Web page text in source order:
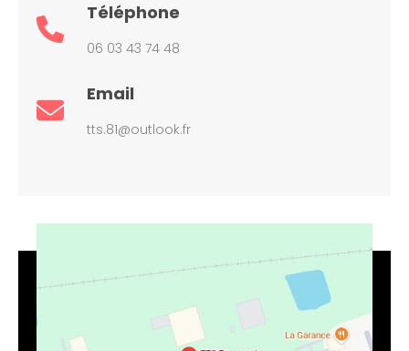
Téléphone
06 03 43 74 48
Email
tts.81@outlook.fr